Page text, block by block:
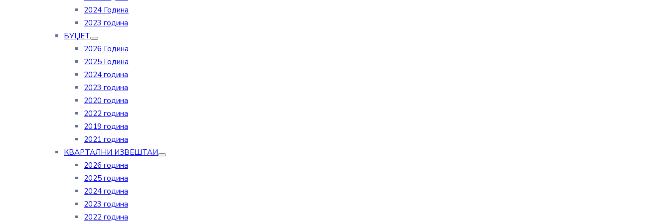
2024 Година
2023 година
БУЏЕТ
2026 Година
2025 Година
2024 година
2023 година
2020 година
2022 година
2019 година
2021 година
КВАРТАЛНИ ИЗВЕШТАИ
2026 година
2025 година
2024 година
2023 година
2022 година